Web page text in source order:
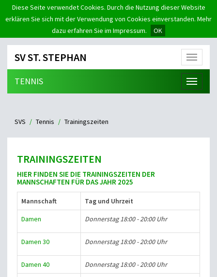
Diese Seite verwendet Cookies. Durch die Nutzung dieser Website
erklären Sie sich mit der Verwendung von Cookies einverstanden. Mehr
dazu erfahren Sie im Impressum.
OK
Menü
SV ST. STEPHAN
Menü
TENNIS
SVS Tennis Trainingszeiten
TRAININGSZEITEN
HIER FINDEN SIE DIE TRAININGSZEITEN DER
MANNSCHAFTEN FÜR DAS JAHR 2025
Mannschaft Tag und Uhrzeit
Damen Donnerstag 18:00 - 20:00 Uhr
Damen 30 Donnerstag 18:00 - 20:00 Uhr
Damen 40 Donnerstag 18:00 - 20:00 Uhr